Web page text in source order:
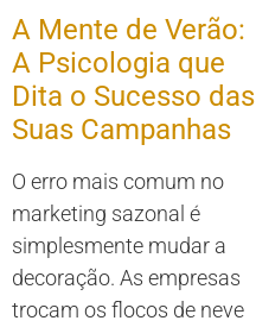
A Mente de Verão:
A Psicologia que
Dita o Sucesso das
Suas Campanhas
O erro mais comum no
marketing sazonal é
simplesmente mudar a
decoração. As empresas
trocam os flocos de neve